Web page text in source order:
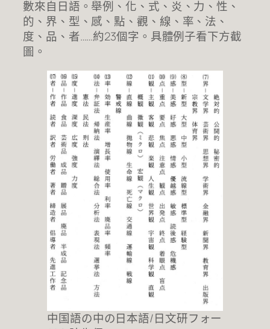
數來自日語。舉例、化、式、炎、力、性、
的、界、型、感、點、觀、線、率、法、
度、品、者……約23個字。具體例子看下方截
圖。
中国語の中の日本語/日文研フォー